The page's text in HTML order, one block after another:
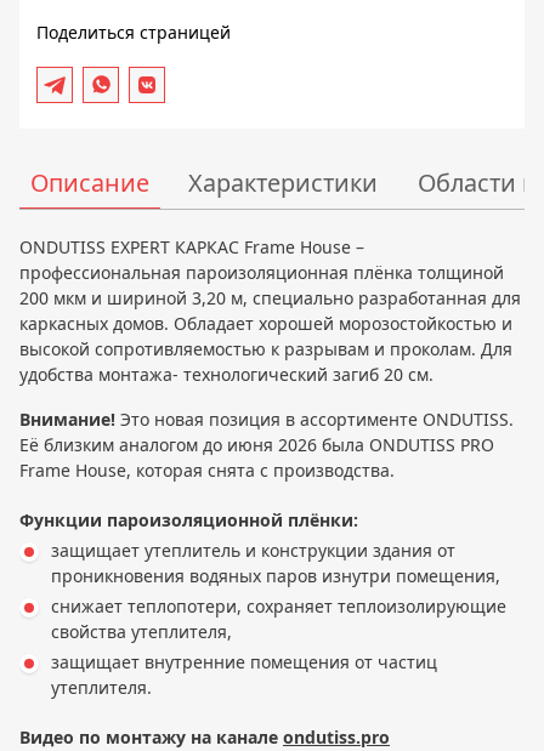
Поделиться страницей
Описание Характеристики Области
ONDUTISS EXPERT КАРКАС Frame House –
профессиональная пароизоляционная плёнка толщиной
200 мкм и шириной 3,20 м, специально разработанная для
каркасных домов. Обладает хорошей морозостойкостью и
высокой сопротивляемостью к разрывам и проколам. Для
удобства монтажа- технологический загиб 20 см.
Внимание! Это новая позиция в ассортименте ONDUTISS.
Её близким аналогом до июня 2026 была ONDUTISS PRO
Frame House, которая снята с производства.
Функции пароизоляционной плёнки:
защищает утеплитель и конструкции здания от
проникновения водяных паров изнутри помещения,
снижает теплопотери, сохраняет теплоизолирующие
свойства утеплителя,
защищает внутренние помещения от частиц
утеплителя.
Видео по монтажу на канале ondutiss.pro